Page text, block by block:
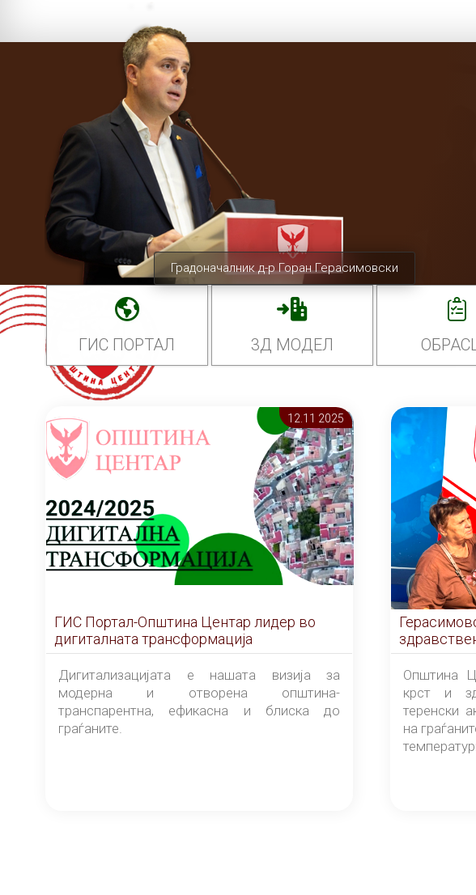
Градоначалник д-р Горан Герасимовски
ГИС ПОРТАЛ 3Д МОДЕЛ
12.11 2025
ГИС Портал-Општина Центар лидер во
дигиталната трансформација
Дигитализацијата е нашата визија за
модерна и отворена општина-
транспарентна, ефикасна и блиска до
граѓаните.
граѓаните
Општина
крст и
теренски
на